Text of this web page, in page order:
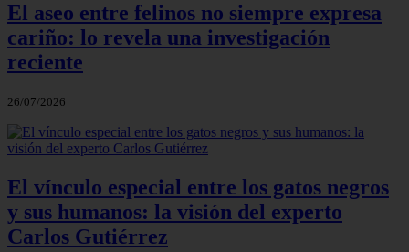
El aseo entre felinos no siempre expresa
cariño: lo revela una investigación
reciente
26/07/2026
El vínculo especial entre los gatos negros
y sus humanos: la visión del experto
Carlos Gutiérrez